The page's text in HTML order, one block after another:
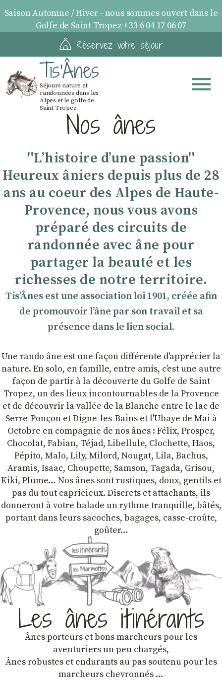
Saison Automne / Hiver - nous sommes ouvert dans le
Golfe de Saint Tropez +33 6 04 17 06 07
Réservez votre séjour
Tis'Ânes
Séjours nature et
randonnées dans les
Alpes et le golfe de
Saint-TropezNos ânes
''Lʼhistoire dʼune passion''
Heureux âniers depuis plus de 28
ans au coeur des Alpes de Haute-
Provence, nous vous avons
préparé des circuits de
randonnée avec âne pour
partager la beauté et les
richesses de notre territoire.
TisʼÂnes est une association loi 1901, créée afin
de promouvoir lʼâne par son travail et sa
présence dans le lien social.
Une rando âne est une façon différente d'apprécier la
nature. En solo, en famille, entre amis, cʼest une autre
façon de partir à la découverte du Golfe de Saint
Tropez, un des lieux incontournables de la Provence
et de découvrir la vallée de la Blanche entre le lac de
Serre-Ponçon et Digne-les-Bains et l'Ubaye de Mai à
Octobre en compagnie de nos ânes : Félix, Prosper,
Chocolat, Fabian, Téjad, Libellule, Clochette, Haos,
Pépito, Malo, Lily, Milord, Nougat, Lila, Bachus,
Aramis, Isaac, Choupette, Samson, Tagada, Grisou,
Kiki, Plume… Nos ânes sont rustiques, doux, gentils et
pas du tout capricieux. Discrets et attachants, ils
donneront à votre balade un rythme tranquille, bâtés,
portant dans leurs sacoches, bagages, casse-croûte,
goûter…
Les ânes itinérants
Ânes porteurs et bons marcheurs pour les
aventuriers un peu chargés,
Ânes robustes et endurants au pas soutenu pour les
marcheurs chevronnés …